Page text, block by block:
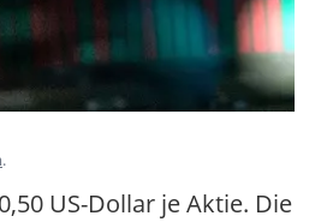
.
US-Dollar je Aktie. Die